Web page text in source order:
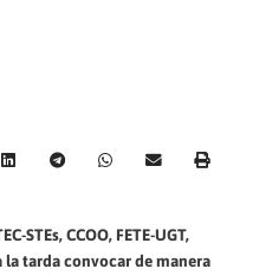
STEs, CCOO, FETE-UGT,
la tarda convocar de manera